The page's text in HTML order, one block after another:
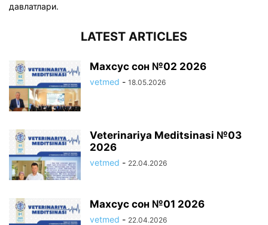
давлатлари.
LATEST ARTICLES
Махсус сон №02 2026
vetmed - 18.05.2026
Veterinariya Meditsinasi №03
2026
vetmed - 22.04.2026
Махсус сон №01 2026
vetmed - 22.04.2026